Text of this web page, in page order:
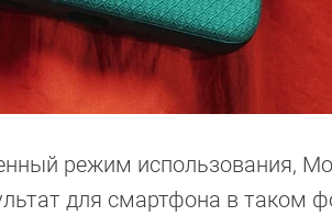
режим использования,
для смартфона в таком